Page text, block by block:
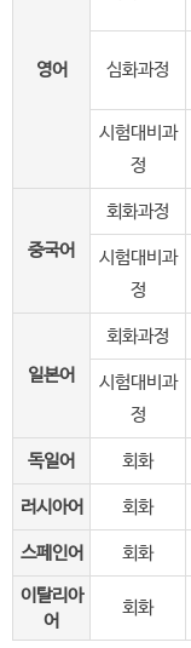
영어 심화과정
시험대비과
정
중국어
회화과정
시험대비과
정
일본어
회화과정
시험대비과
정
독일어 회화
러시아어 회화
스페인어 회화
이탈리아
어
회화